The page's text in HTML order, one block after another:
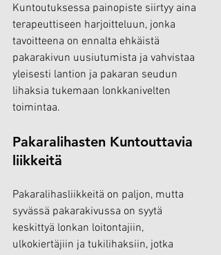
Kuntoutuksessa painopiste siirtyy aina
terapeuttiseen harjoitteluun, jonka
tavoitteena on ennalta ehkäistä
pakarakivun uusiutumista ja vahvistaa
yleisesti lantion ja pakaran seudun
lihaksia tukemaan lonkkanivelten
toimintaa.
Pakaralihasten Kuntouttavia
liikkeitä
Pakaralihasliikkeitä on paljon, mutta
syvässä pakarakivussa on syytä
keskittyä lonkan loitontajiin,
ulkokiertäjiin ja tukilihaksiin, jotka